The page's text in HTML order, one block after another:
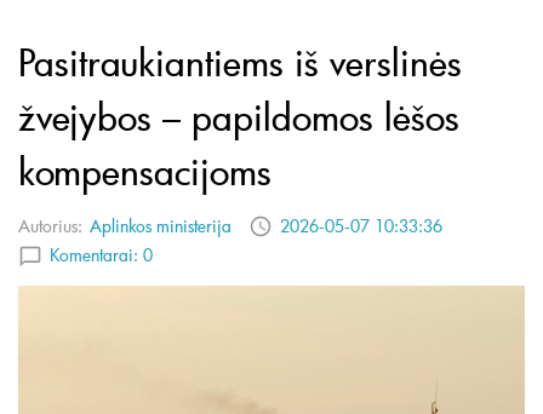
Pasitraukiantiems iš verslinės
žvejybos – papildomos lėšos
kompensacijoms
Autorius: Aplinkos ministerija
2026-05-07 10:33:36
Komentarai: 0